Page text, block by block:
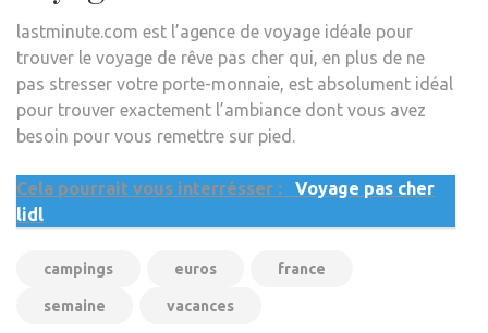
lastminute.com est l’agence de voyage idéale pour
trouver le voyage de rêve pas cher qui, en plus de ne
pas stresser votre porte-monnaie, est absolument idéal
pour trouver exactement l’ambiance dont vous avez
besoin pour vous remettre sur pied.
Cela pourrait vous interrésser :
Voyage pas cher
lidl
campings euros france
semaine vacances